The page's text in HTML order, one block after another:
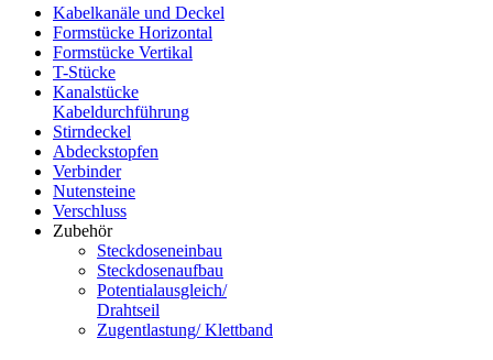
Kabelkanäle und Deckel
Formstücke Horizontal
Formstücke Vertikal
T-Stücke
Kanalstücke
Kabeldurchführung
Stirndeckel
Abdeckstopfen
Verbinder
Nutensteine
Verschluss
Zubehör
Steckdoseneinbau
Steckdosenaufbau
Potentialausgleich/
Drahtseil
Zugentlastung/ Klettband